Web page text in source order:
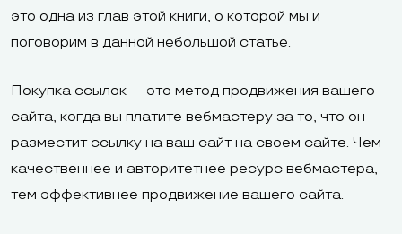
это одна из глав этой книги, о которой мы и
поговорим в данной небольшой статье.
Покупка ссылок — это метод продвижения вашего
сайта, когда вы платите вебмастеру за то, что он
разместит ссылку на ваш сайт на своем сайте. Чем
качественнее и авторитетнее ресурс вебмастера,
тем эффективнее продвижение вашего сайта.